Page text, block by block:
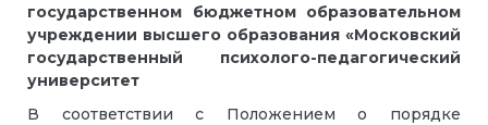
государственном бюджетном образовательном
учреждении высшего образования «Московский
государственный психолого-педагогический
университет
В соответствии с Положением о порядке